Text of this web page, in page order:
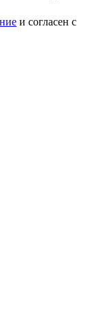
и согласен с